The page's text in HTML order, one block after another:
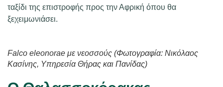
ταξίδι της επιστροφής προς την Αφρική όπου θα
ξεχειμωνιάσει.
Falco eleonorae με νεοσσούς (Φωτογραφία: Νικόλαος
Κασίνης, Υπηρεσία Θήρας και Πανίδας)